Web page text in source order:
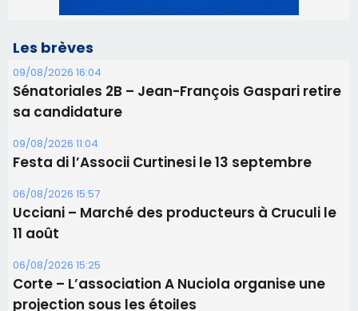
Festa di l’Associi Curtinesi le 13 septembre
06/08/2026 15:57
Ucciani – Marché des producteurs à Cruculi le
11 août
06/08/2026 15:25
Corte – L’association A Nuciola organise une
projection sous les étoiles
06/08/2026 15:04
Alata - Soirée Tango Argentin au stade de San
Benedetto
05/08/2026 09:53
Biguglia : messe de la Sainte-Marie et
procession le 14 août